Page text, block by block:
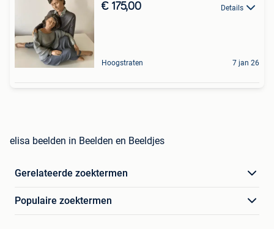
€ 175,00 Details
Hoogstraten 7 jan 26
elisa beelden in Beelden en Beeldjes
Gerelateerde zoektermen
Populaire zoektermen